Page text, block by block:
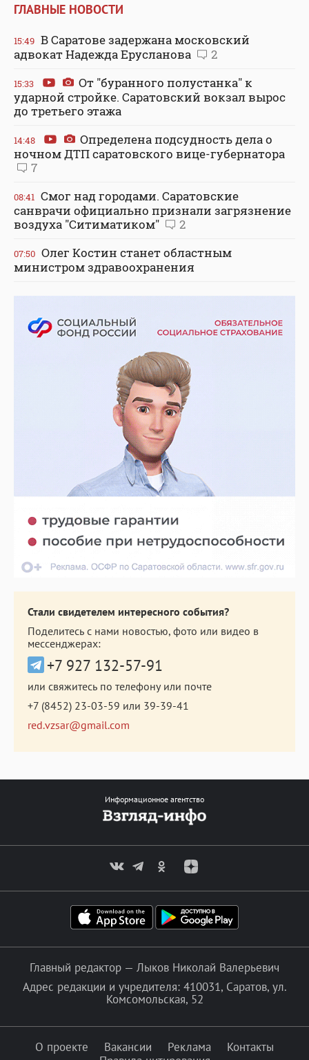
ГЛАВНЫЕ НОВОСТИ
15:49 В Саратове задержана московский
адвокат Надежда Ерусланова
2
15:33
От "буранного полустанка" к
ударной стройке. Саратовский вокзал вырос
до третьего этажа
14:48
Определена подсудность дела о
ночном ДТП саратовского вице-губернатора
7
08:41 Смог над городами. Саратовские
санврачи официально признали загрязнение
воздуха "Ситиматиком"
2
07:50 Олег Костин станет областным
министром здравоохранения
Стали свидетелем интересного события?
Поделитесь с нами новостью, фото или видео в
мессенджерах:
+7 927 132-57-91
или свяжитесь по телефону или почте
+7 (8452) 23-03-59 или 39-39-41
red.vzsar@gmail.com
Информационное агентство
Главный редактор — Лыков Николай Валерьевич
Адрес редакции и учредителя: 410031, Саратов, ул.
Комсомольская, 52
О проекте Вакансии Реклама
Контакты